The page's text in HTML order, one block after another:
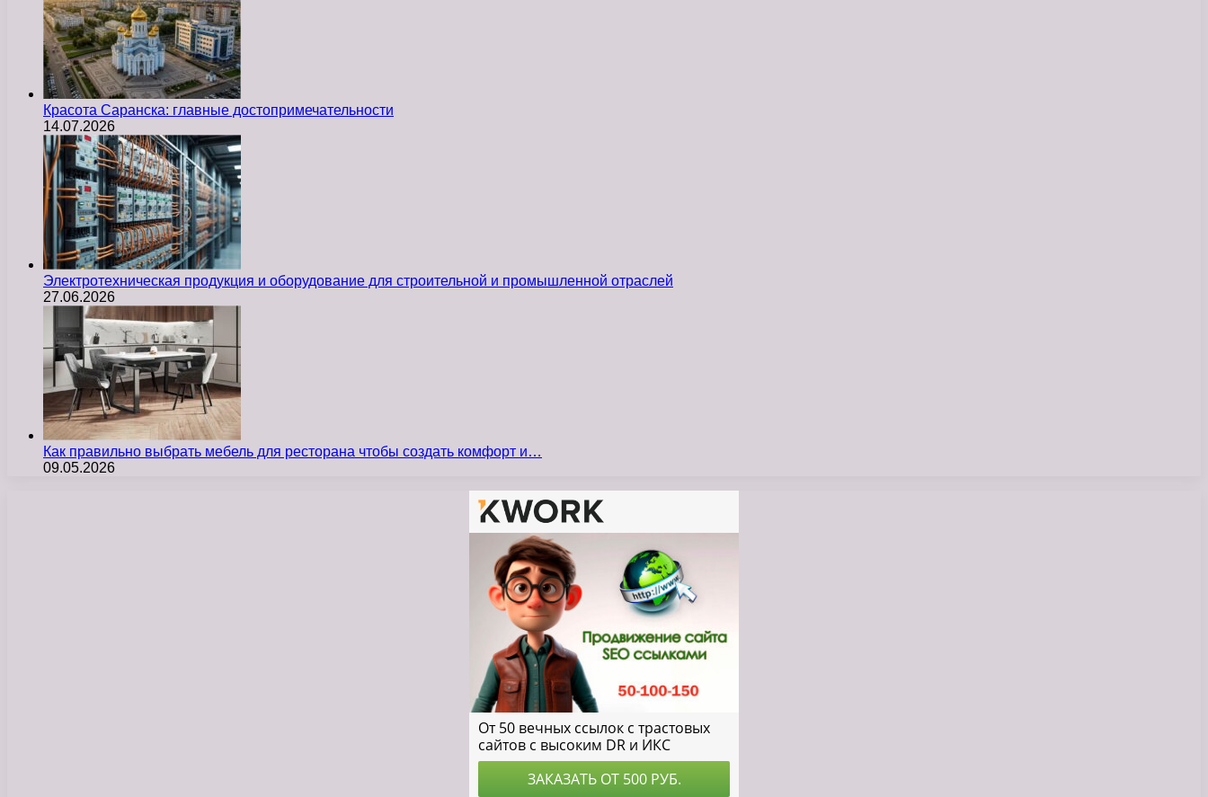
Красота Саранска: главные достопримечательности
14.07.2026
Электротехническая продукция и оборудование для строительной и промышленной отраслей
27.06.2026
Как правильно выбрать мебель для ресторана чтобы создать комфорт и…
09.05.2026